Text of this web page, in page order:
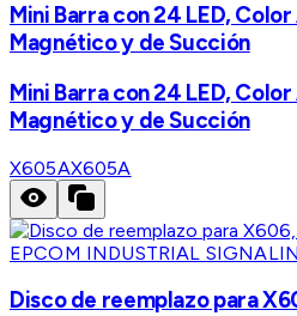
Mini Barra con 24 LED,
Magnético y de Succión
Mini Barra con 24 LED,
Magnético y de Succión
X605AX605A
EPCOM INDUSTRIAL
Disco de reemplazo para